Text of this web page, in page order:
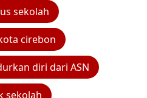
sekolah
cirebon
diri dari ASN
sekolah